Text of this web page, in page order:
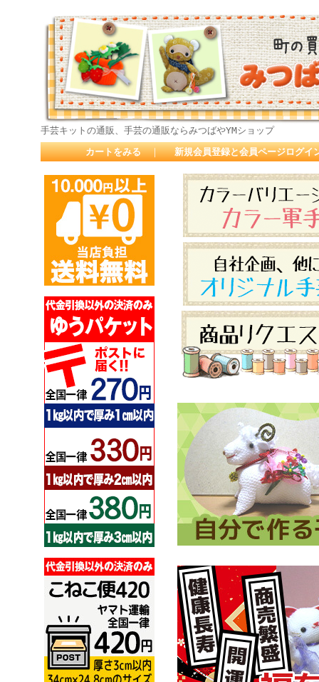
手芸キットの通販、手芸の通販ならみつばやYMショップ
カートをみる ｜ 新規会員登録と会員ページログイ